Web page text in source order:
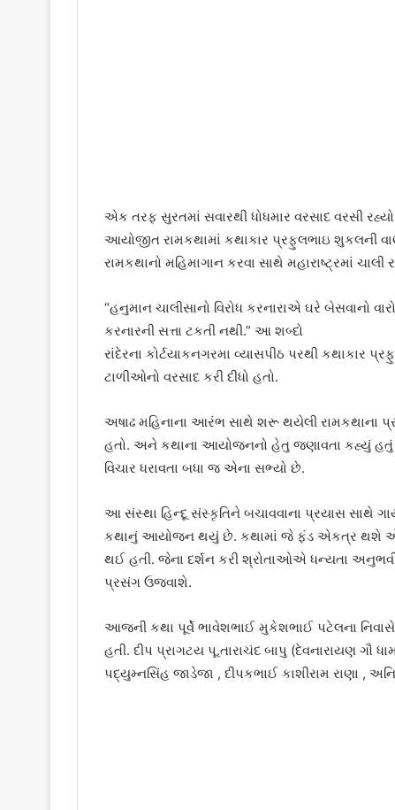
એક તરફ સુરતમાં સવારથી ધોધમાર વરસાદ વરસી રહ્યો
આયોજીત રામકથામાં કથાકાર પ્રફુલભાઇ શુકલની
રામકથાનો મહિમાગાન કરવા સાથે મહારાષ્ટ્રમાં
“હનુમાન ચાલીસાનો વિરોધ કરનારાએ ઘરે બેસવાનો
કરનારની સત્તા ટકતી નથી.” આ શબ્દો
રાંદેરના કોર્ટયાકનગરમા વ્યાસપીઠ પરથી
ટાળીઓનો વરસાદ કરી દીધો હતો.
અષાઢ મહિનાના આરંભ સાથે શરૂ થયેલી રામકથાના
હતો. અને કથાના આયોજનનો હેતુ જણાવતા કહ્યું હતું કે ”
વિચાર ધરાવતા બધા જ એના સભ્યો છે.
આ સંસ્થા હિન્દૂ સંસ્કૃતિને બચાવવાના પ્રયાસ સાથે
કથાનું આયોજન થયું છે. કથામાં જે ફંડ એકત્ર થશે એ
થઈ હતી. જેના દર્શન કરી શ્રોતાઓએ ધન્યતા અનુભવી
પ્રસંગ ઉજવાશે.
આજની કથા પૂર્વે ભાવેશભાઈ મુકેશભાઈ પટેલના
હતી. દીપ પ્રાગટય પૂ.તારાચંદ બાપુ (દેવનારાયણ ગૌ
પદ્યુમ્નસિંહ જાડેજા , દીપકભાઈ કાશીરામ રાણા ,